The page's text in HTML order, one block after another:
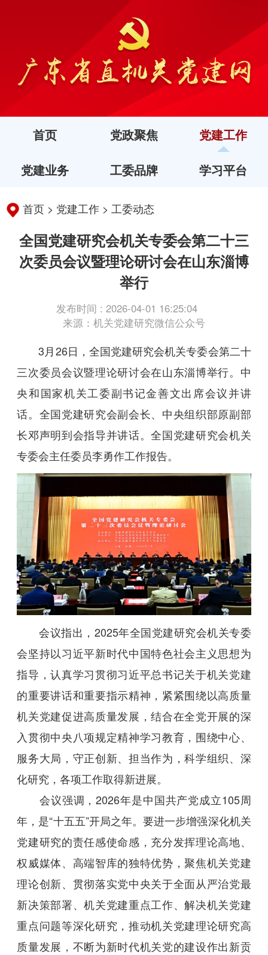
首页 党政聚焦 党建工作
党建业务 工委品牌 学习平台
首页 > 党建工作 > 工委动态
全国党建研究会机关专委会第二十三
次委员会议暨理论研讨会在山东淄博
举行
发布时间 : 2026-04-01 16:25:04
来源：机关党建研究微信公众号
3月26日，全国党建研究会机关专委会第二十
三次委员会议暨理论研讨会在山东淄博举行。中
央和国家机关工委副书记金善文出席会议并讲
话。全国党建研究会副会长、中央组织部原副部
长邓声明到会指导并讲话。全国党建研究会机关
专委会主任委员李勇作工作报告。
会议指出，2025年全国党建研究会机关专委
会坚持以习近平新时代中国特色社会主义思想为
指导，认真学习贯彻习近平总书记关于机关党建
的重要讲话和重要指示精神，紧紧围绕以高质量
机关党建促进高质量发展，结合在全党开展的深
入贯彻中央八项规定精神学习教育，围绕中心、
服务大局，守正创新、担当作为，科学组织、深
化研究，各项工作取得新进展。
会议强调，2026年是中国共产党成立105周
年，是“十五五”开局之年。要进一步增强深化机关
党建研究的责任感使命感，充分发挥理论高地、
权威媒体、高端智库的独特优势，聚焦机关党建
理论创新、贯彻落实党中央关于全面从严治党最
新决策部署、机关党建重点工作、解决机关党建
重点问题等深化研究，推动机关党建理论研究高
质量发展，不断为新时代机关党的建设作出新贡